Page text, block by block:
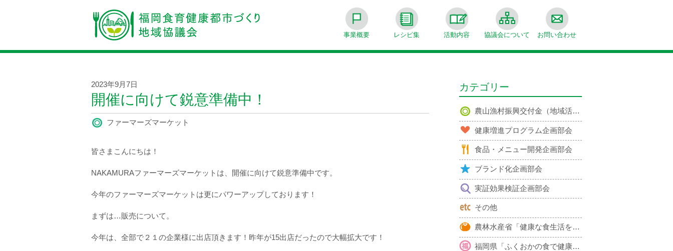
事業概要 レシピ集 活動内容 協議会について お問い合わせ
2023年9月7日
開催に向けて鋭意準備中！
ファーマーズマーケット
皆さまこんにちは！
NAKAMURAファーマーズマーケットは、開催に向けて鋭意準備中です。
今年のファーマーズマーケットは更にパワーアップしております！
まずは…販売について。
今年は、全部で２１の企業様に出店頂きます！昨年が15出店だったので大幅拡大です！
カテゴリー
農山漁村振興交付金（地域活性化対策）事業
健康増進プログラム企画部会
食品・メニュー開発企画部会
ブランド化企画部会
実証効果検証企画部会
その他
農林水産省「健康な食生活を支える地域・産業づくり推進事業」による開発レシピ紹介
福岡県「ふくおかの食で健康」推進運動による開発レシピ紹介